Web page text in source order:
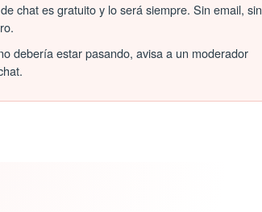
chat es gratuito y lo será siempre. Sin email, sin
debería estar pasando, avisa a un moderador